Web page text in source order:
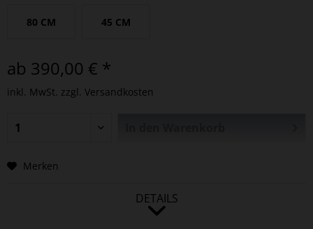
80 CM 45 CM
ab 390,00 € *
inkl. MwSt. zzgl. Versandkosten
Merken
DETAILS